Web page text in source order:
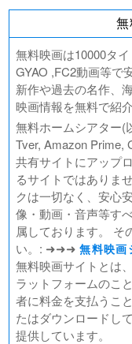
北極百貨店のコンシ
好きでも嫌いなあ
デジモンアドベン
範馬刃牙VSケンガ
一月の声に歓びを刻
PLAY! ～勝つとか負
ULTRAMAN：
BLAME!（ブラム）
ゴールデンカムイ
FUKUYAMA
@NIPPON
春の画 SHUNGA
熱のあとに
Civil War（原題）
翔んで埼玉 ～琵琶
無
無料映画は10000タ
GYAO ,FC2動画等で
新作や過去の名作、
映画情報を無料で紹
無料ホームシアター(
Tver, Amazon Prime,
共有サイトにアップ
るサイトではありま
クは一切なく、安心
像・動画・音声等す
属しております。 そ
い。: ➜➜➜無料映画
無料映画サイトとは
ラットフォームのこ
者に料金を支払うこ
たはダウンロードし
提供しています。